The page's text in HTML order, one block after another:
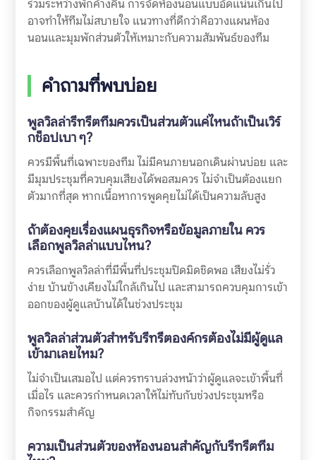
ร่วมระหว่างพักค้างคืน การจัดห้องนอนแบบอัดแน่นเกินไป
อาจทำให้ทีมไม่สบายใจ แนวทางที่ดีกว่าคือวางแผนห้อง
นอนและมุมพักส่วนตัวให้เหมาะกับความสัมพันธ์ของทีม
คำถามที่พบบ่อย
พูลวิลล่ารีทรีตทีมควรเป็นส่วนตัวแค่ไหนถ้าเป็นเวิร์
กช็อปเบา ๆ?
ควรมีพื้นที่เฉพาะของทีม ไม่มีคนภายนอกเดินผ่านบ่อย และ
มีมุมประชุมที่ควบคุมเสียงได้พอสมควร ไม่จำเป็นต้องแยก
ตัวมากที่สุด หากเนื้อหาการพูดคุยไม่ได้เป็นความลับสูง
ถ้าต้องคุยเรื่องแผนธุรกิจหรือข้อมูลภายใน ควร
เลือกพูลวิลล่าแบบไหน?
ควรเลือกพูลวิลล่าที่มีพื้นที่ประชุมปิดมิดชิดพอ เสียงไม่รั่ว
ง่าย บ้านข้างเคียงไม่ใกล้เกินไป และสามารถควบคุมการเข้า
ออกของผู้ดูแลบ้านได้ในช่วงประชุม
พูลวิลล่าส่วนตัวสำหรับรีทรีตองค์กรต้องไม่มีผู้ดูแล
เข้ามาเลยไหม?
ไม่จำเป็นเสมอไป แต่ควรทราบล่วงหน้าว่าผู้ดูแลจะเข้าพื้นที่
เมื่อไร และควรกำหนดเวลาให้ไม่ทับกับช่วงประชุมหรือ
กิจกรรมสำคัญ
ความเป็นส่วนตัวของห้องนอนสำคัญกับรีทรีตทีม